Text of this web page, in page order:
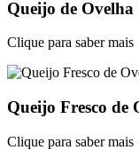
Queijo de
Clique para saber
Queijo Fresco de
Clique para saber